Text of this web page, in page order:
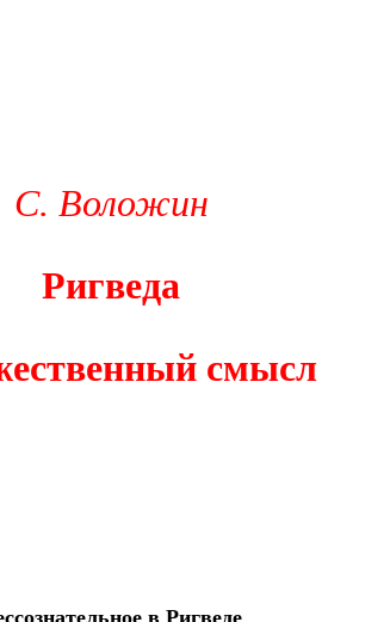
Так я не буду ни менять в
аналог (как состояние, противоположное
по сокровенному поводу. По
Я не стану нигде уточнять и
С. Воложин
Ригведа
смысл
в Ригведе